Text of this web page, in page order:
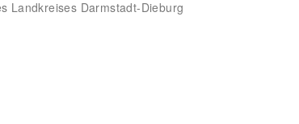
Landkreises Darmstadt-Dieburg